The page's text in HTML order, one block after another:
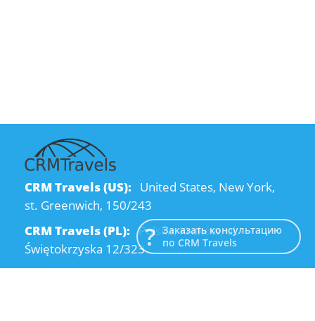
CRM Travels (US): United States, New York,
st. Greenwich, 150/243
CRM Travels (PL): Polska, Kraków, ul.
Świętokrzyska 12/323
Заказать консультацию
по CRM Travels